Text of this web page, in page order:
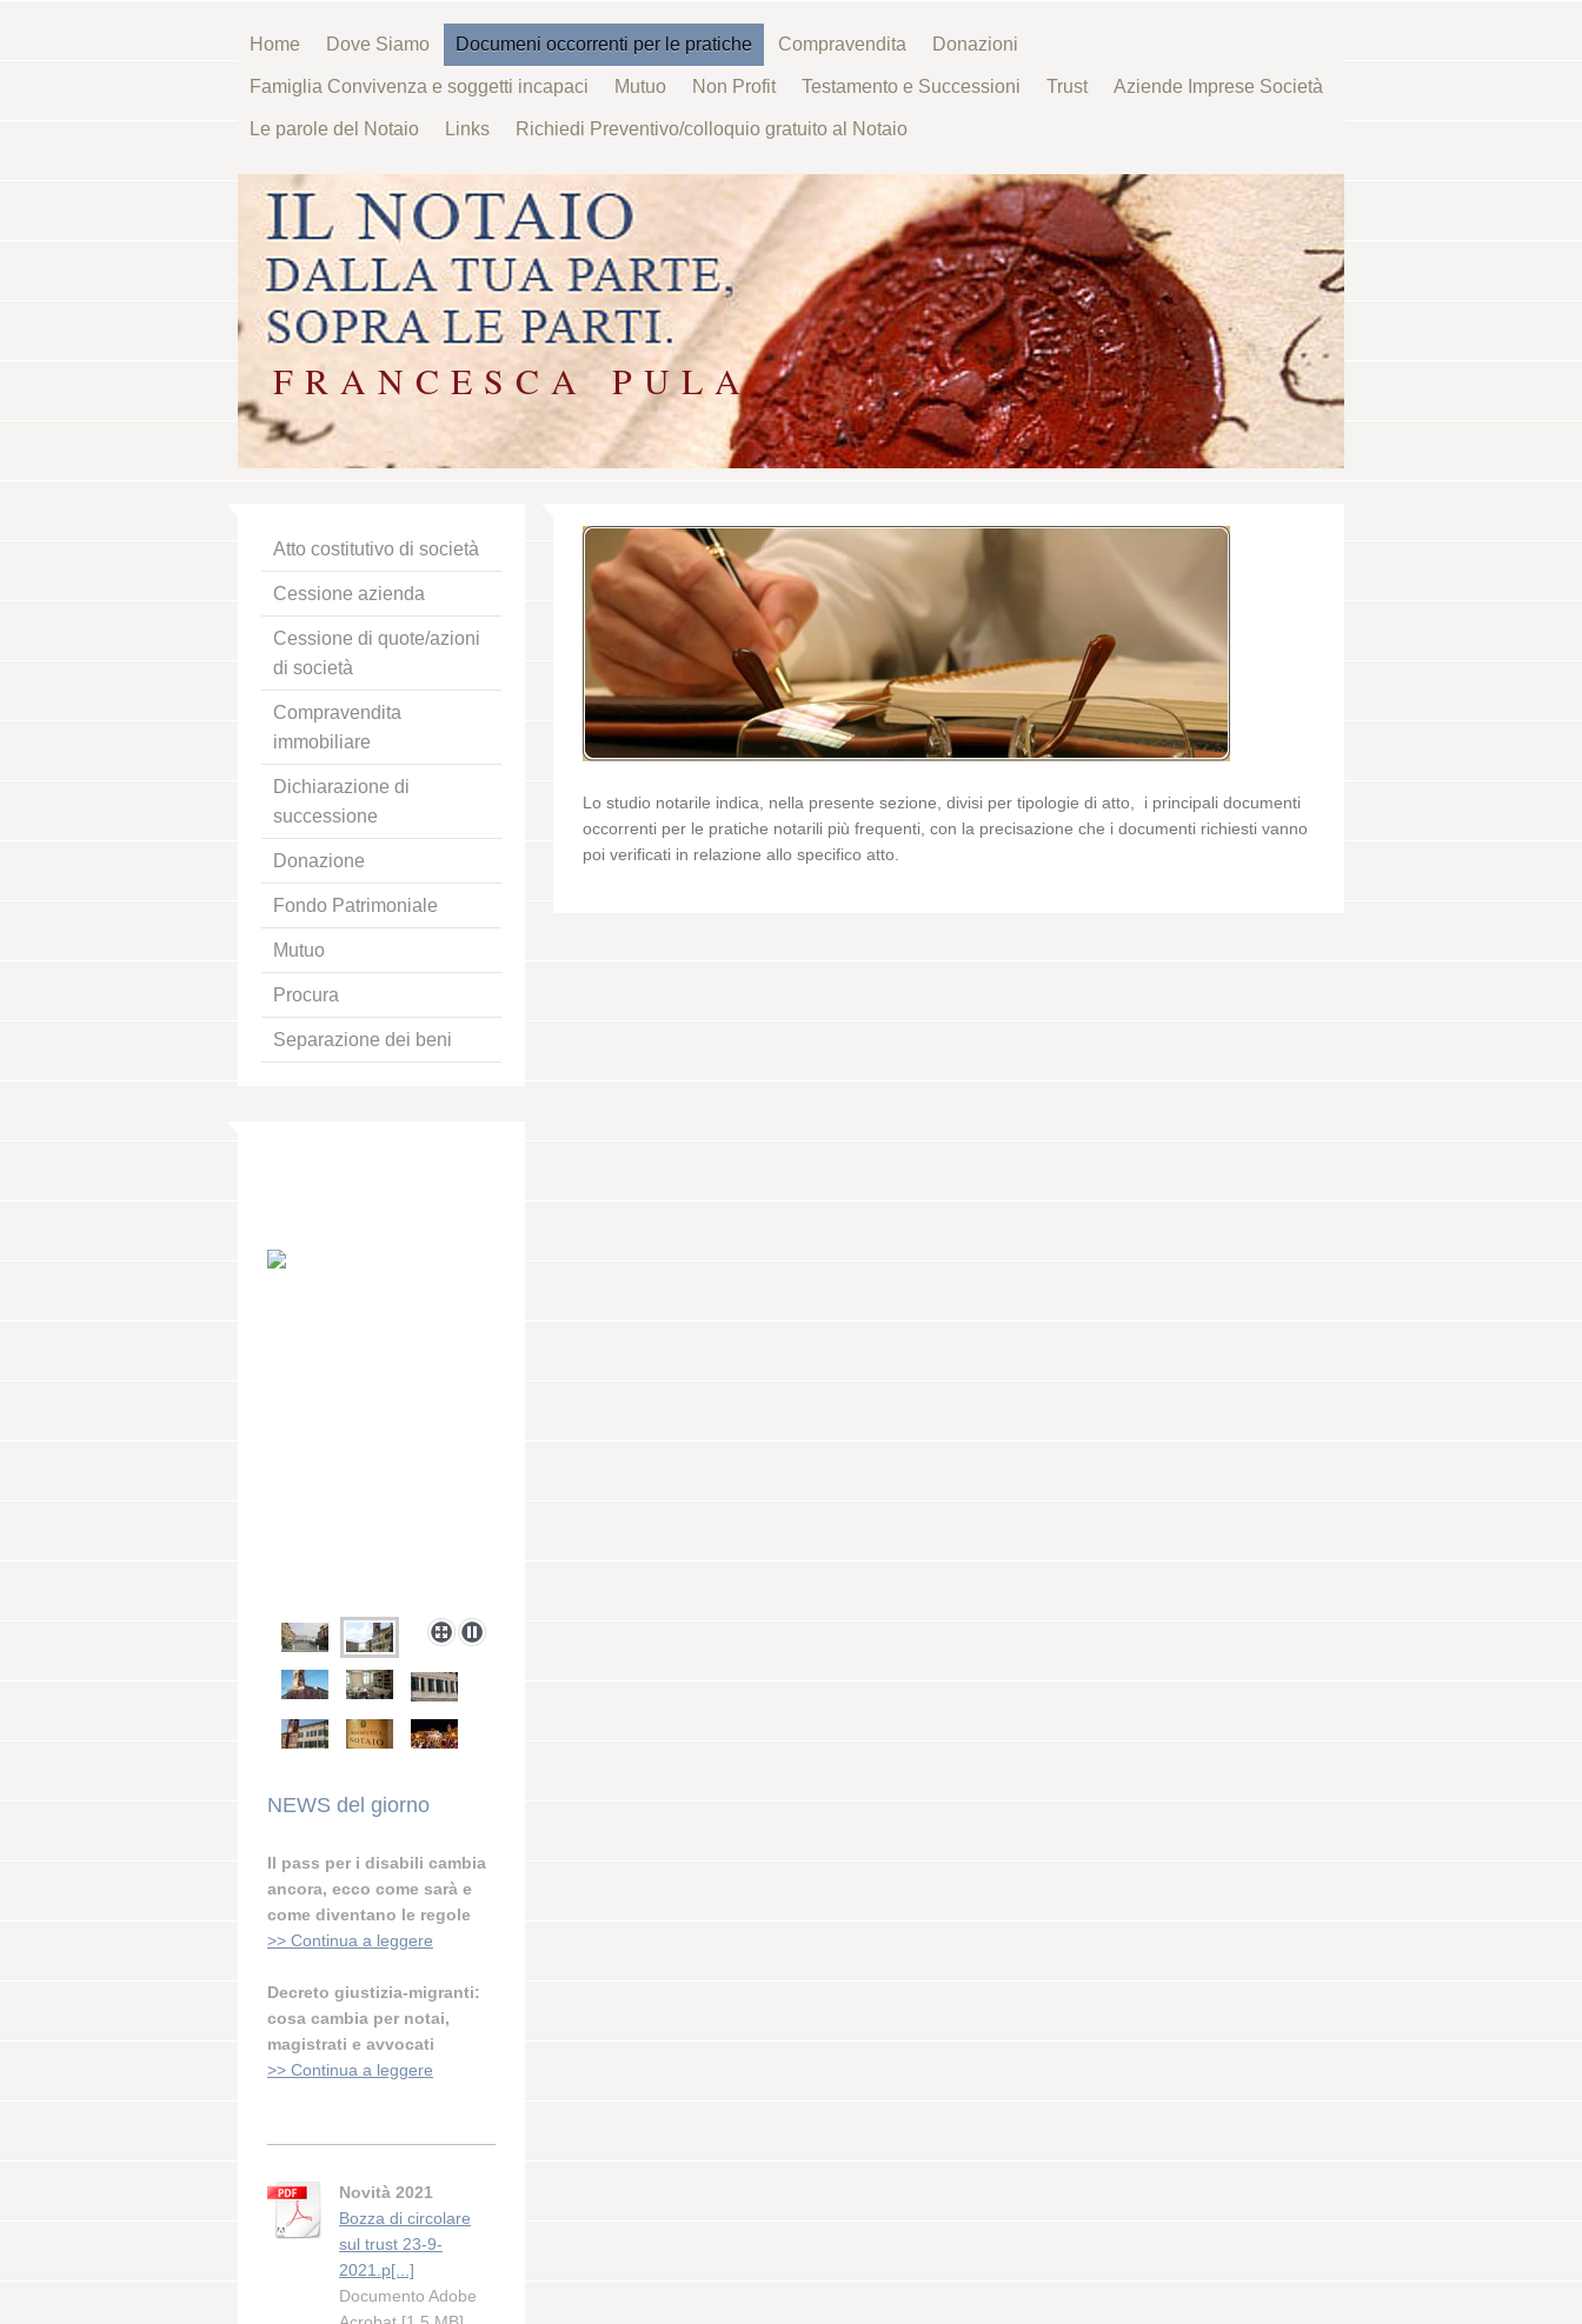
Home Dove Siamo Documeni occorrenti per le pratiche Compravendita Donazioni
Famiglia Convivenza e soggetti incapaci Mutuo Non Profit Testamento e Successioni Trust Aziende Imprese Società
Le parole del Notaio Links Richiedi Preventivo/colloquio gratuito al Notaio
F R A N C E S C A P U L A
Lo studio notarile indica, nella presente sezione, divisi per tipologie di atto, i principali documenti
occorrenti per le pratiche notarili più frequenti, con la precisazione che i documenti richiesti vanno
poi verificati in relazione allo specifico atto.
Atto costitutivo di società
Cessione azienda
Cessione di quote/azioni
di società
Compravendita
immobiliare
Dichiarazione di
successione
Donazione
Fondo Patrimoniale
Mutuo
Procura
Separazione dei beni
NEWS del giorno
Il pass per i disabili cambia
ancora, ecco come sarà e
come diventano le regole
>> Continua a leggere
Decreto giustizia-migranti:
cosa cambia per notai,
magistrati e avvocati
>> Continua a leggere
Novità 2021
Bozza di circolare
sul trust 23-9-
2021.p[...]
Documento Adobe